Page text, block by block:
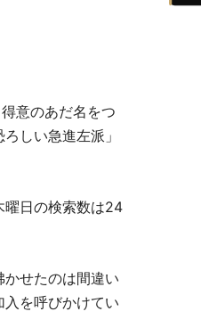
意のあだ名をつ
しい急進左派」
曜日の検索数は24
せたのは間違い
を呼びかけてい